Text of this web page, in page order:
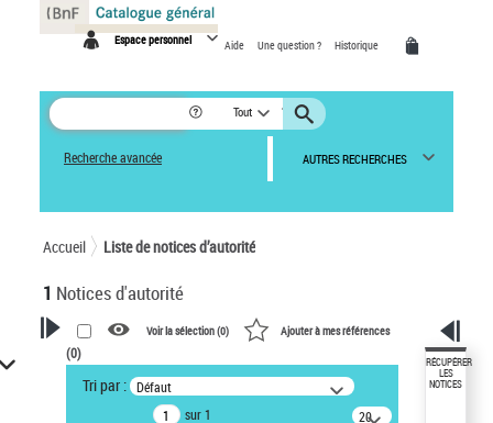
Espace personnel Aide Une question ? Historique
Tout
Recherche avancée AUTRES RECHERCHES
Accueil Liste de notices d’autorité
1 Notices d'autorité
VOTRE RECHERCHE
Recherche avancée dans les
notices d’autorité
Voir la sélection (0) Ajouter à mes références
(0)
Tri par : Défaut
sur 1
20
RÉCUPÉRER
LES
NOTICES
Panneau de gestion des cookies